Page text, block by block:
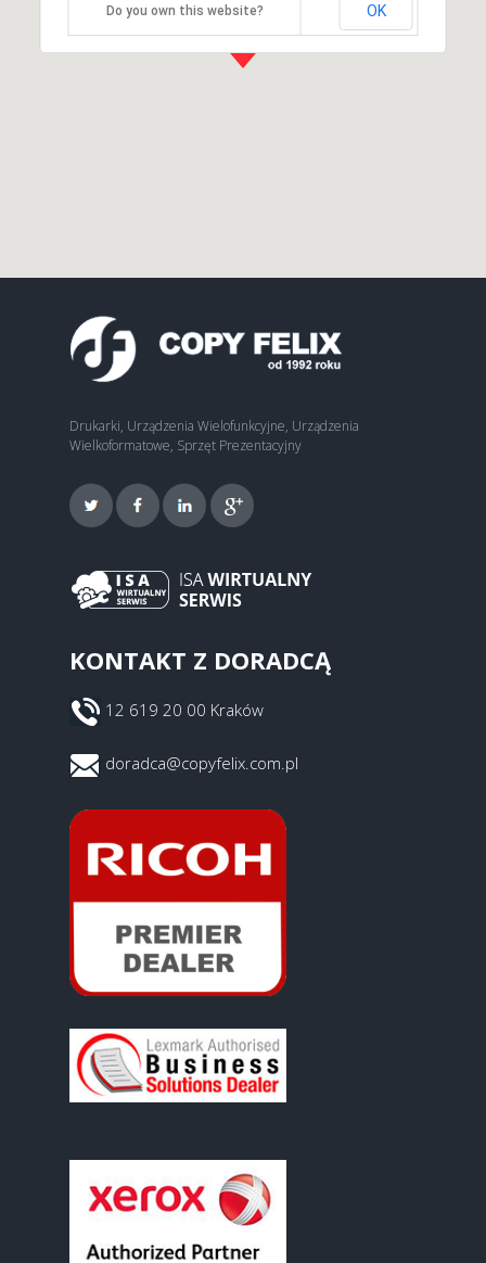
Do you own this website? OK
Drukarki, Urządzenia Wielofunkcyjne, Urządzenia
Wielkoformatowe, Sprzęt Prezentacyjny
KONTAKT Z DORADCĄ
12 619 20 00 Kraków
doradca@copyfelix.com.pl